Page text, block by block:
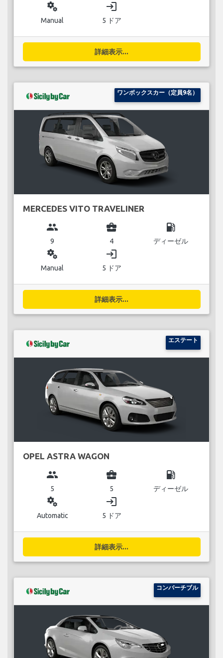
miscellaneous_services
Manual
login
5 ドア
詳細表示...
ワンボックスカー（定員9名）
MERCEDES VITO TRAVELINER
group
9
business_center
4
local_gas_station
ディーゼル
miscellaneous_services
Manual
login
5 ドア
詳細表示...
エステート
OPEL ASTRA WAGON
group
5
business_center
5
local_gas_station
ディーゼル
miscellaneous_services
Automatic
login
5 ドア
詳細表示...
コンバーチブル